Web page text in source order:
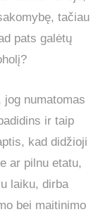
tačiau
pats galėtų
numatomas
ir taip
kad didžioji
ar pilnu etatu,
laiku, dirba
bei maitinimo